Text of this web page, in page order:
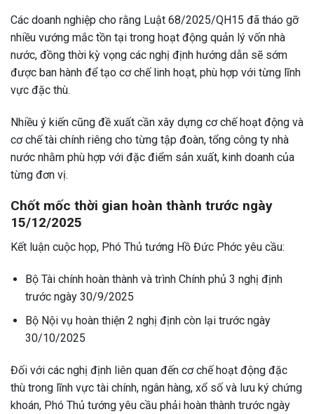
Các doanh nghiệp cho rằng Luật 68/2025/QH15 đã tháo gỡ
nhiều vướng mắc tồn tại trong hoạt động quản lý vốn nhà
nước, đồng thời kỳ vọng các nghị định hướng dẫn sẽ sớm
được ban hành để tạo cơ chế linh hoạt, phù hợp với từng lĩnh
vực đặc thù.
Nhiều ý kiến cũng đề xuất cần xây dựng cơ chế hoạt động và
cơ chế tài chính riêng cho từng tập đoàn, tổng công ty nhà
nước nhằm phù hợp với đặc điểm sản xuất, kinh doanh của
từng đơn vị.
Chốt mốc thời gian hoàn thành trước ngày
15/12/2025
Kết luận cuộc họp, Phó Thủ tướng Hồ Đức Phớc yêu cầu:
Bộ Tài chính hoàn thành và trình Chính phủ 3 nghị định
trước ngày 30/9/2025
Bộ Nội vụ hoàn thiện 2 nghị định còn lại trước ngày
30/10/2025
Đối với các nghị định liên quan đến cơ chế hoạt động đặc
thù trong lĩnh vực tài chính, ngân hàng, xổ số và lưu ký chứng
khoán, Phó Thủ tướng yêu cầu phải hoàn thành trước ngày